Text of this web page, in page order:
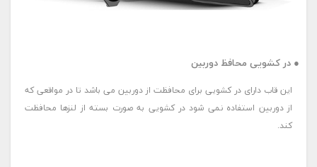
● در کشویی محافظ دوربین
این قاب دارای در کشویی برای محافظت از دوربین می باشد تا در مواقعی که
از دوربین استفاده نمی شود در کشویی به صورت بسته از لنزها محافظت
کند.